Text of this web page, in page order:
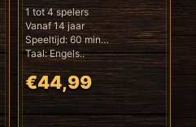
1 tot 4 spelers
Vanaf 14 jaar
Speeltijd: 60 min
Taal: Engels..
€44,99